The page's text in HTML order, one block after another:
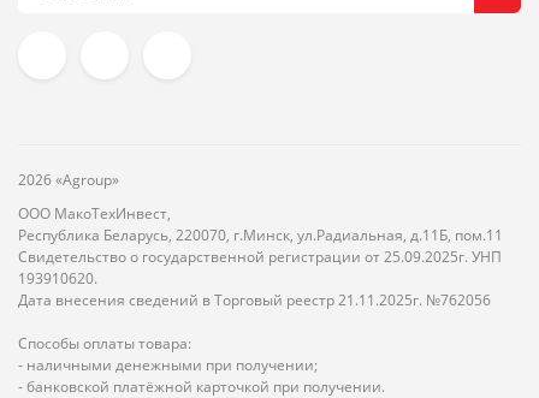
2026 «Agroup»
ООО МакоТехИнвест,
Республика Беларусь, 220070, г.Минск, ул.Радиальная, д.11Б, пом.11
Свидетельство о государственной регистрации от 25.09.2025г. УНП
193910620.
Дата внесения сведений в Торговый реестр 21.11.2025г. №762056
Способы оплаты товара:
- наличными денежными при получении;
- банковской платёжной карточкой при получении.